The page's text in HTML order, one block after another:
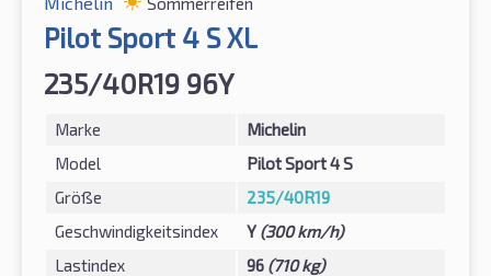
Pilot Sport 4 S XL
235/40R19 96Y
Marke
Michelin
Model
Pilot Sport 4 S
Größe
235/40R19
Geschwindigkeitsindex
Y (300 km/h)
Lastindex
96 (710 kg)